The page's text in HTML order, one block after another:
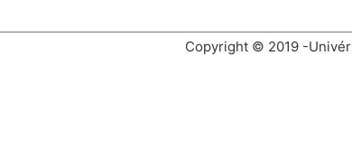
Copyright © 2019 -